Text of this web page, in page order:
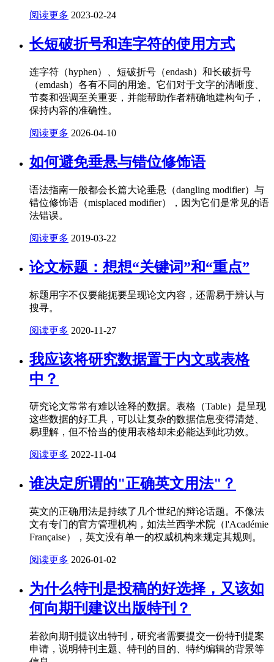
阅读更多 2023-02-24
长短破折号和连字符的使用方式
连字符（hyphen）、短破折号（endash）和长破折号
（emdash）各有不同的用途。它们对于文字的清晰度、
节奏和强调至关重要，并能帮助作者精确地建构句子，
保持内容的准确性。
阅读更多 2026-04-10
如何避免垂悬与错位修饰语
语法指南一般都会长篇大论垂悬（dangling modifier）与
错位修饰语（misplaced modifier），因为它们是常见的语
法错误。
阅读更多 2019-03-22
论文标题：想想“关键词”和“重点”
标题用字不仅要能扼要呈现论文内容，还需易于辨认与
搜寻。
阅读更多 2020-11-27
我应该将研究数据置于内文或表格
中？
研究论文常常有难以诠释的数据。表格（Table）是呈现
这些数据的好工具，可以让复杂的数据信息变得清楚、
易理解，但不恰当的使用表格却未必能达到此功效。
阅读更多 2022-11-04
谁决定所谓的"正确英文用法"？
英文的正确用法是持续了几个世纪的辩论话题。不像法
文有专门的官方管理机构，如法兰西学术院（l'Académie
Française），英文没有单一的权威机构来规定其规则。
阅读更多 2026-01-02
为什么特刊是投稿的好选择，又该如
何向期刊建议出版特刊？
若欲向期刊提议出特刊，研究者需要提交一份特刊提案
申请，说明特刊主题、特刊的目的、特约编辑的背景等